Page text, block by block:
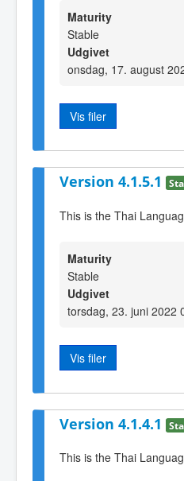
Maturity
Stable
Udgivet
onsdag, 17. august
Vis filer
Version 4.1.5.1
This is the Thai
Maturity
Stable
Udgivet
torsdag, 23. juni 2022
Vis filer
Version 4.1.4.1
This is the Thai